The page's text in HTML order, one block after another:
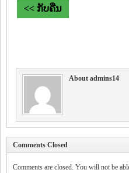
<< ກັບຄືນ
About admins14
Comments Closed
Comments are closed. You will not be